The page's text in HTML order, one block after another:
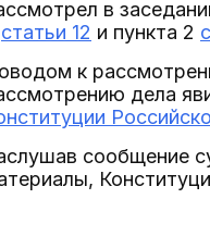
в
статьи 12 и пункта 2
к
дела
сообщение